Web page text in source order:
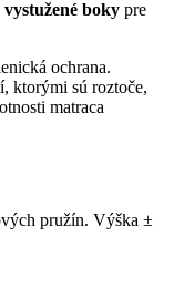
vystužené boky pre
ochrana.
ktorými sú roztoče,
matraca
pružín. Výška ±